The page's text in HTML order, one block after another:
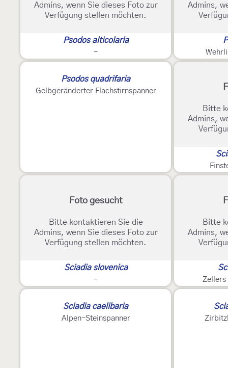
Admins, wenn Sie dieses Foto zur
Verfügung stellen möchten.
Psodos alticolaria
-
Admins,
Psodos quadrifaria
Gelbgeränderter Flachstirnspanner
Bitte
Admins,
Foto gesucht
Bitte kontaktieren Sie die
Admins, wenn Sie dieses Foto zur
Verfügung stellen möchten.
Sciadia slovenica
-
Bitte
Admins,
Zellers
Sciadia caelibaria
Alpen-Steinspanner